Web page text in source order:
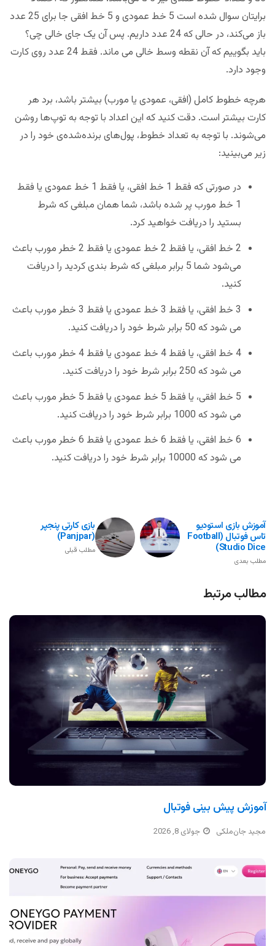
برایتان سوال شده است 5 خط عمودی و 5 خط افقی جا برای 25 عدد
باز می‌کند، در حالی که 24 عدد داریم. پس آن یک جای خالی چی؟
باید بگوییم که آن نقطه وسط خالی می ماند. فقط 24 عدد روی کارت
وجود دارد.
هرچه خطوط کامل (افقی، عمودی یا مورب) بیشتر باشد، برد هر
کارت بیشتر است. دقت کنید که این اعداد با توجه به توپ‌ها روشن
می‌شوند. با توجه به تعداد خطوط، پول‌های برنده‌شده‌ی خود را در
زیر می‌بینید:
در صورتی که فقط 1 خط افقی، یا فقط 1 خط عمودی یا فقط
1 خط مورب پر شده باشد، شما همان مبلغی که شرط
بستید را دریافت خواهید کرد.
2 خط افقی، یا فقط 2 خط عمودی یا فقط 2 خطر مورب باعث
می‌شود شما 5 برابر مبلغی که شرط بندی کردید را دریافت
کنید.
3 خط افقی، یا فقط 3 خط عمودی یا فقط 3 خطر مورب باعث
می شود که 50 برابر شرط خود را دریافت کنید.
4 خط افقی، یا فقط 4 خط عمودی یا فقط 4 خطر مورب باعث
می شود که 250 برابر شرط خود را دریافت کنید.
5 خط افقی، یا فقط 5 خط عمودی یا فقط 5 خطر مورب باعث
می شود که 1000 برابر شرط خود را دریافت کنید.
6 خط افقی، یا فقط 6 خط عمودی یا فقط 6 خطر مورب باعث
می شود که 10000 برابر شرط خود را دریافت کنید.
بازی کارتی پنجپر
(Panjpar)
مطلب قبلی
آموزش بازی استودیو
تاس فوتبال (Football
Studio Dice)
مطلب بعدی
مطالب مرتبط
آموزش پیش بینی فوتبال
مجید جان‌ملکی جولای 8, 2026